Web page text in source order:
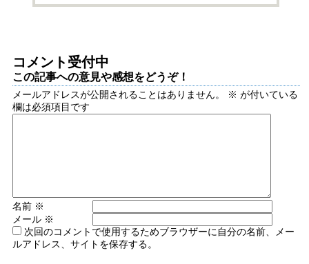
コメント受付中
この記事への意見や感想をどうぞ！
メールアドレスが公開されることはありません。 ※ が付いている
欄は必須項目です
名前 ※
メール ※
次回のコメントで使用するためブラウザーに自分の名前、メー
ルアドレス、サイトを保存する。